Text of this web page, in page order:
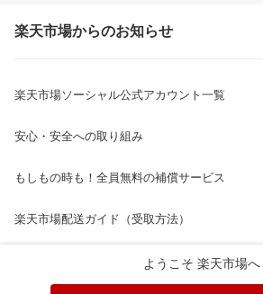
ようこそ 楽天市場へ
楽天市場からのお知らせ
楽天市場ソーシャル公式アカウント一覧
安心・安全への取り組み
もしもの時も！全員無料の補償サービス
楽天市場配送ガイド（受取方法）
楽天にお店を開きませんか？